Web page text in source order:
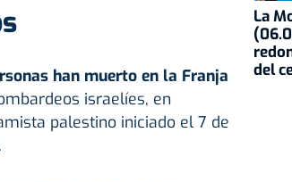
han muerto en la Franja
israelíes, en
palestino iniciado el 7 de
La
del